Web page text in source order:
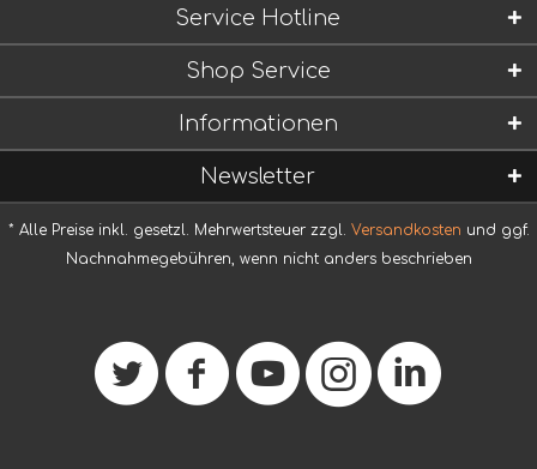
Service Hotline
Shop Service
Informationen
Newsletter
* Alle Preise inkl. gesetzl. Mehrwertsteuer zzgl. Versandkosten und ggf.
Nachnahmegebühren, wenn nicht anders beschrieben